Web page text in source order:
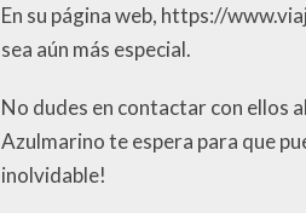
En su página web, https://
sea aún más especial.
No dudes en contactar con ellos
Azulmarino te espera para que
inolvidable!